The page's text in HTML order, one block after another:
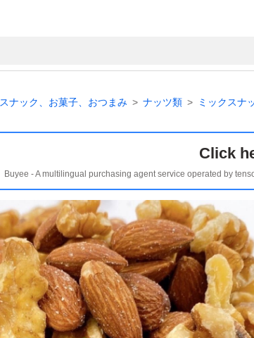
スナック、お菓子、おつまみ ナッツ類 ミックスナ
Click
Buyee - A multilingual purchasing agent service operated by